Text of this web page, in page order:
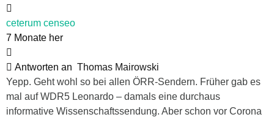
ceterum censeo
7 Monate her
Antworten an Thomas Mairowski
Yepp. Geht wohl so bei allen ÖRR-Sendern. Früher gab es
mal auf WDR5 Leonardo – damals eine durchaus
informative Wissenschaftssendung. Aber schon vor Corona